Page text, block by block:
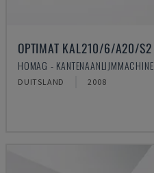
OPTIMAT KAL210/6/A20/S2
HOMAG - KANTENAANLIJMMACHINE
DUITSLAND 2008